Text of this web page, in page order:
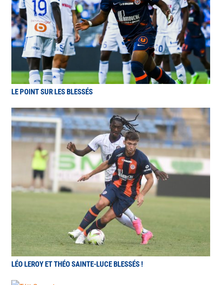
LE POINT SUR LES BLESSÉS
LÉO LEROY ET THÉO SAINTE-LUCE BLESSÉS !